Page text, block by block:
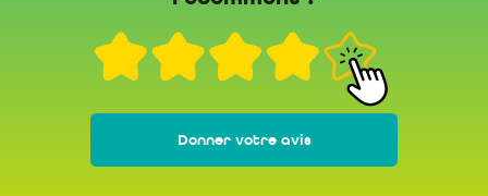
Donner votre avis